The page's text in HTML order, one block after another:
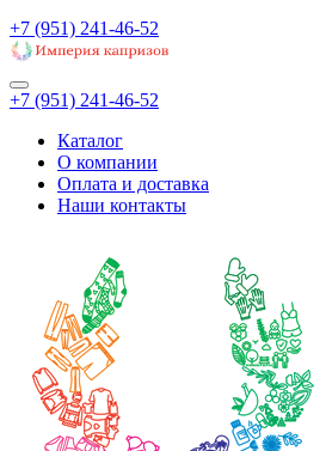
+7 (951) 241-46-52
+7 (951) 241-46-52
Каталог
О компании
Оплата и доставка
Наши контакты